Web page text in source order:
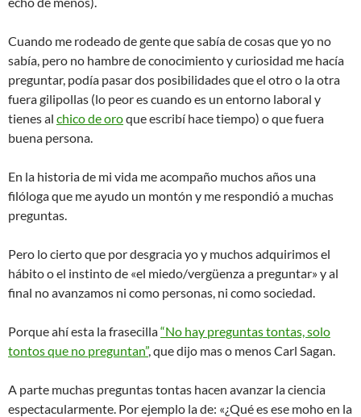
Cuando me rodeado de gente que sabía de cosas que yo no
sabía, pero no hambre de conocimiento y curiosidad me hacía
preguntar, podía pasar dos posibilidades que el otro o la otra
fuera gilipollas (lo peor es cuando es un entorno laboral y
tienes al chico de oroque escribí hace tiempo) o que fuera
buena persona.
En la historia de mi vida me acompaño muchos años una
filóloga que me ayudo un montón y me respondió a muchas
preguntas.
Pero lo cierto que por desgracia yo y muchos adquirimos el
hábito o el instinto de «el miedo/vergüenza a preguntar» y al
final no avanzamos ni como personas, ni como sociedad.
Porque ahí esta la frasecilla“No hay preguntas tontas, solo
tontos que no preguntan”, que dijo mas o menos Carl Sagan.
A parte muchas preguntas tontas hacen avanzar la ciencia
espectacularmente. Por ejemplo la de: «¿Qué es ese moho en la